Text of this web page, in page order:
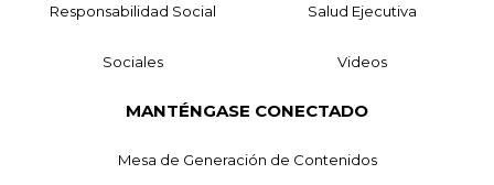
Responsabilidad Social Salud Ejecutiva
Sociales Videos
MANTÉNGASE CONECTADO
Mesa de Generación de Contenidos